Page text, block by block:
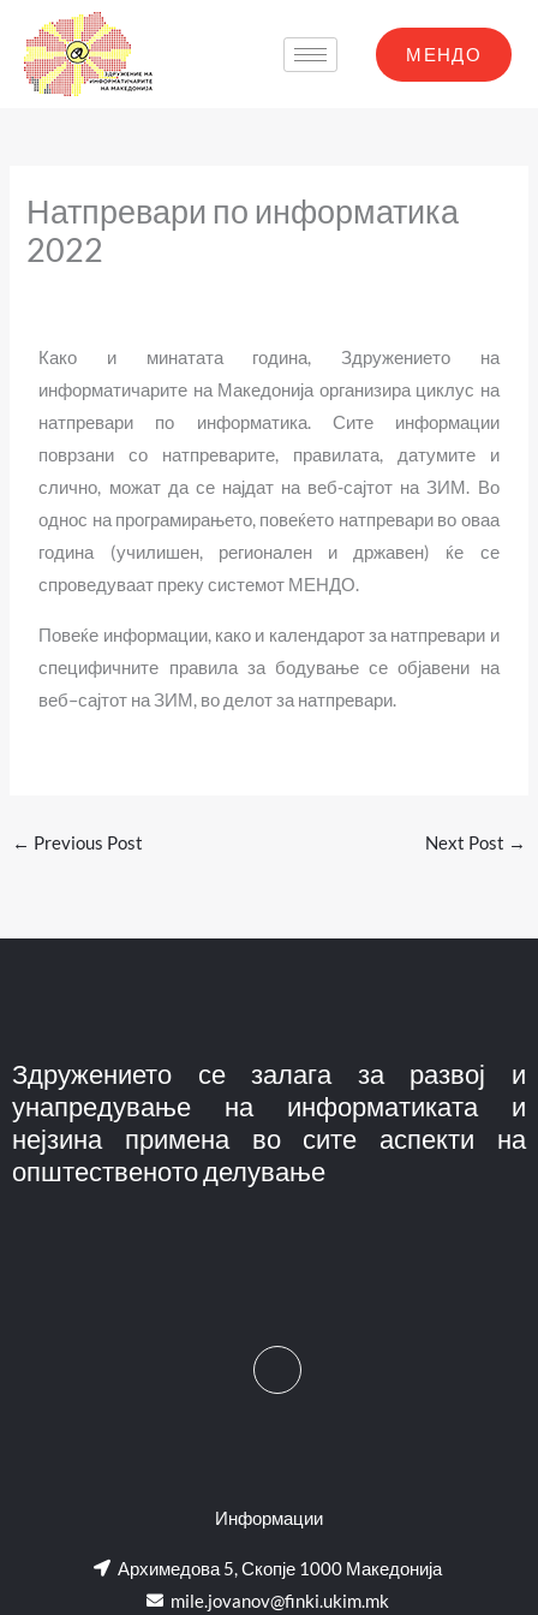
content
МЕНДО
Натпревари по информатика
2022
Како и минатата година, Здружението на
информатичарите на Македонија организира циклус на
натпревари по информатика. Сите информации
поврзани со натпреварите, правилата, датумите и
слично, можат да се најдат на веб-сајтот на ЗИМ. Во
однос на програмирањето, повеќето натпревари во оваа
година (училишен, регионален и државен) ќе се
спроведуваат преку системот МЕНДО.
Повеќе информации, како и календарот за натпревари и
специфичните правила за бодување се објавени на
веб–сајтот на ЗИМ, во делот за натпревари.
← Previous Post Next Post →
Здружението се залага за развој и
унапредување на информатиката и
нејзина примена во сите аспекти на
општественото делување
Информации
Архимедова 5, Скопје 1000 Македонија
mile.jovanov@finki.ukim.mk​